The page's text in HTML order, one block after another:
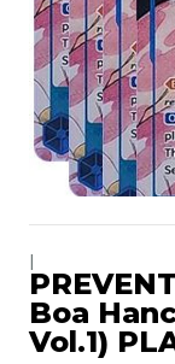
Boa
Vol.1)